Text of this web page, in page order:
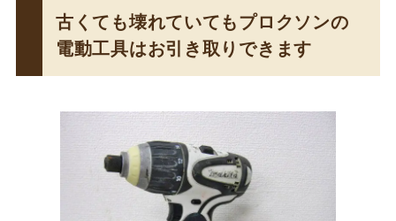
古くても壊れていてもプロクソンの
電動工具はお引き取りできます